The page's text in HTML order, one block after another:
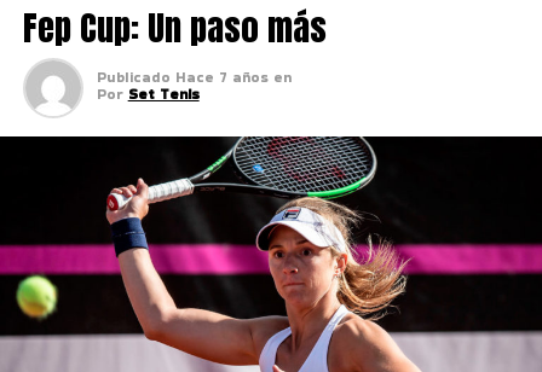
Fep Cup: Un paso más
Publicado Hace 7 años en
Por Set Tenis